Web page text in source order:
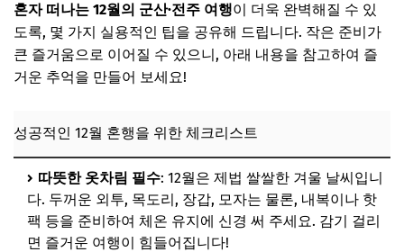
혼자 떠나는 12월의 군산·전주 여행이 더욱 완벽해질 수 있
도록, 몇 가지 실용적인 팁을 공유해 드립니다. 작은 준비가
큰 즐거움으로 이어질 수 있으니, 아래 내용을 참고하여 즐
거운 추억을 만들어 보세요!
성공적인 12월 혼행을 위한 체크리스트
따뜻한 옷차림 필수: 12월은 제법 쌀쌀한 겨울 날씨입니
다. 두꺼운 외투, 목도리, 장갑, 모자는 물론, 내복이나 핫
팩 등을 준비하여 체온 유지에 신경 써 주세요. 감기 걸리
면 즐거운 여행이 힘들어집니다!